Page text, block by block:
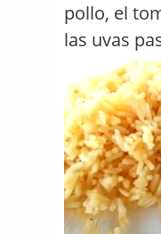
pollo, el
las uvas